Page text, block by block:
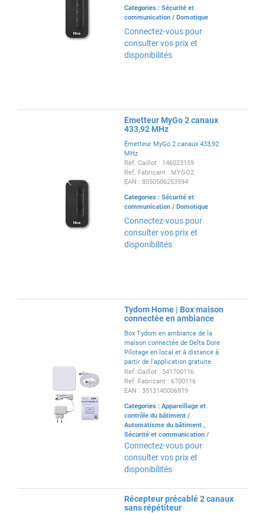
Categories : Sécurité et
communication / Domotique
Connectez-vous pour
consulter vos prix et
disponibilités
Émetteur MyGo 2 canaux
433,92 MHz
Émetteur MyGo 2 canaux 433,92
MHz
Ref. Caillot : 146023159
Ref. Fabricant : MYGO2
EAN : 8050506253594
Categories : Sécurité et
communication / Domotique
Connectez-vous pour
consulter vos prix et
disponibilités
Tydom Home | Box maison
connectée en ambiance
Box Tydom en ambiance de la
maison connectée de Delta Dore
Pilotage en local et à distance à
partir de l'application gratuite
Tydom
Ref. Caillot : 341700116
Ref. Fabricant : 6700116
EAN : 3513140006919
Categories : Appareillage et
contrôle du bâtiment /
Automatisme du bâtiment ,
Sécurité et communication /
Domotique
Connectez-vous pour
consulter vos prix et
disponibilités
Récepteur précablé 2 canaux
sans répétiteur